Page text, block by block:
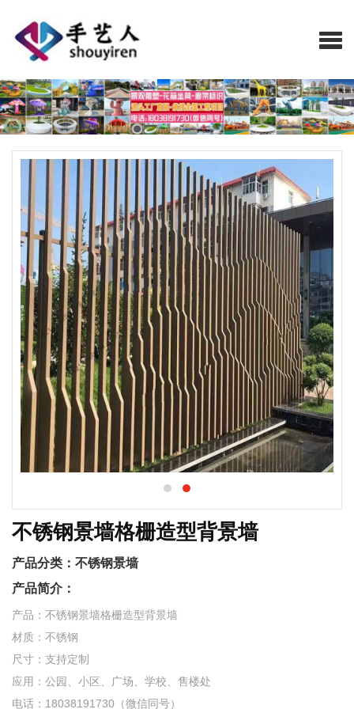
不锈钢景墙格栅造型背景墙
产品分类： 不锈钢景墙
产品简介：
产品：不锈钢景墙格栅造型背景墙
材质：不锈钢
尺寸：支持定制
应用：公园、小区、广场、学校、售楼处
电话：18038191730（微信同号）